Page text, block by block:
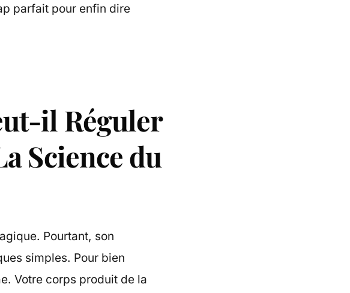
parfait pour enfin dire
il Réguler
Science du
Pourtant, son
simples. Pour bien
Votre corps produit de la